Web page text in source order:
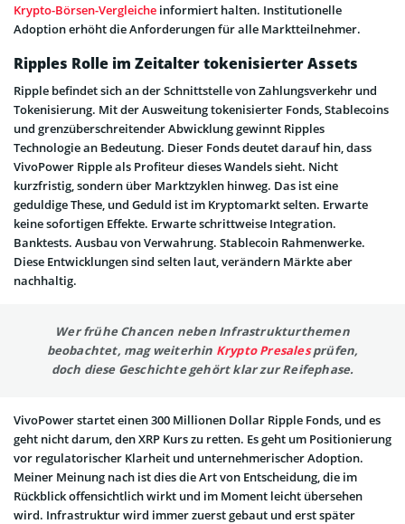
Krypto-Börsen-Vergleiche informiert halten. Institutionelle
Adoption erhöht die Anforderungen für alle Marktteilnehmer.
Ripples Rolle im Zeitalter tokenisierter Assets
Ripple befindet sich an der Schnittstelle von Zahlungsverkehr und
Tokenisierung. Mit der Ausweitung tokenisierter Fonds, Stablecoins
und grenzüberschreitender Abwicklung gewinnt Ripples
Technologie an Bedeutung. Dieser Fonds deutet darauf hin, dass
VivoPower Ripple als Profiteur dieses Wandels sieht. Nicht
kurzfristig, sondern über Marktzyklen hinweg. Das ist eine
geduldige These, und Geduld ist im Kryptomarkt selten. Erwarte
keine sofortigen Effekte. Erwarte schrittweise Integration.
Banktests. Ausbau von Verwahrung. Stablecoin Rahmenwerke.
Diese Entwicklungen sind selten laut, verändern Märkte aber
nachhaltig.
Wer frühe Chancen neben Infrastrukturthemen
beobachtet, mag weiterhin Krypto Presalesprüfen,
doch diese Geschichte gehört klar zur Reifephase.
VivoPower startet einen 300 Millionen Dollar Ripple Fonds, und es
geht nicht darum, den XRP Kurs zu retten. Es geht um Positionierung
vor regulatorischer Klarheit und unternehmerischer Adoption.
Meiner Meinung nach ist dies die Art von Entscheidung, die im
Rückblick offensichtlich wirkt und im Moment leicht übersehen
wird. Infrastruktur wird immer zuerst gebaut und erst später